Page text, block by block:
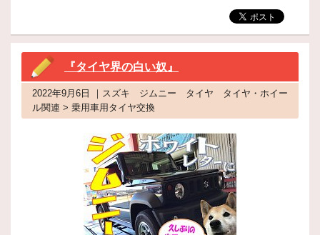
『タイヤ界の白い奴』
2022年9月6日 ｜スズキ ジムニー タイヤ タイヤ・ホイー
ル関連 > 乗用車用タイヤ交換